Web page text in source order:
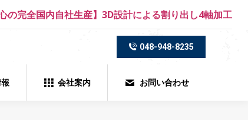
心の完全国内自社生産】3D設計による割り出し4軸加工
048-948-8235
会社案内 お問い合わせ
会社案内 お問い合わせ